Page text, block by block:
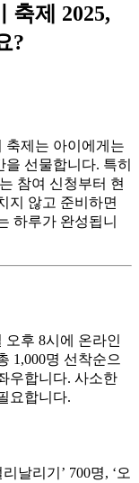
축제 2025,
?
축제는 아이에게는
선물합니다. 특히
참여 신청부터 현
지 않고 준비하면
하루가 완성됩니
오후 8시에 온라인
1,000명 선착순으
우합니다. 사소한
요합니다.
날리기’ 700명, ‘오